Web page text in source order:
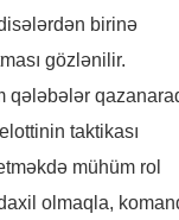
birinə
gözlənilir.
qələbələr
taktikası
mühüm rol
olmaqla,